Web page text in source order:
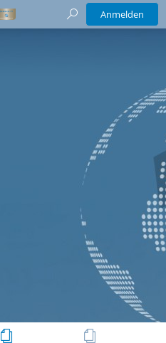
Anmelden